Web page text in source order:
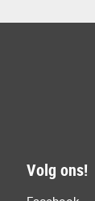
Volg ons!